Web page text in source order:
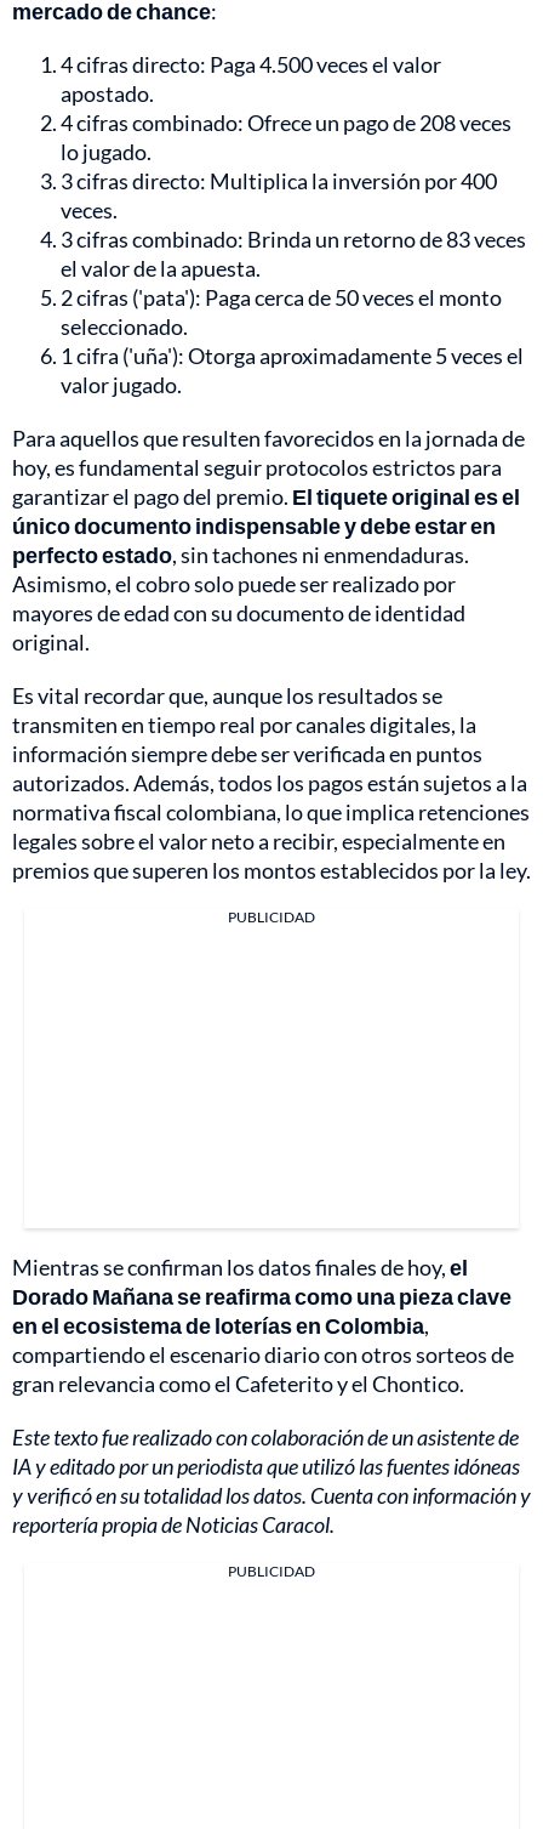
mercado de chance:
4 cifras directo: Paga 4.500 veces el valor
apostado.
4 cifras combinado: Ofrece un pago de 208 veces
lo jugado.
3 cifras directo: Multiplica la inversión por 400
veces.
3 cifras combinado: Brinda un retorno de 83 veces
el valor de la apuesta.
2 cifras ('pata'): Paga cerca de 50 veces el monto
seleccionado.
1 cifra ('uña'): Otorga aproximadamente 5 veces el
valor jugado.
Para aquellos que resulten favorecidos en la jornada de
hoy, es fundamental seguir protocolos estrictos para
garantizar el pago del premio. El tiquete original es el
único documento indispensable y debe estar en
perfecto estado, sin tachones ni enmendaduras.
Asimismo, el cobro solo puede ser realizado por
mayores de edad con su documento de identidad
original.
Es vital recordar que, aunque los resultados se
transmiten en tiempo real por canales digitales, la
información siempre debe ser verificada en puntos
autorizados. Además, todos los pagos están sujetos a la
normativa fiscal colombiana, lo que implica retenciones
legales sobre el valor neto a recibir, especialmente en
premios que superen los montos establecidos por la ley.
PUBLICIDAD
Mientras se confirman los datos finales de hoy,el
Dorado Mañana se reafirma como una pieza clave
en el ecosistema de loterías en Colombia,
compartiendo el escenario diario con otros sorteos de
gran relevancia como el Cafeterito y el Chontico.
Este texto fue realizado con colaboración de un asistente de
IA y editado por un periodista que utilizó las fuentes idóneas
y verificó en su totalidad los datos. Cuenta con información y
reportería propia de Noticias Caracol.
PUBLICIDAD